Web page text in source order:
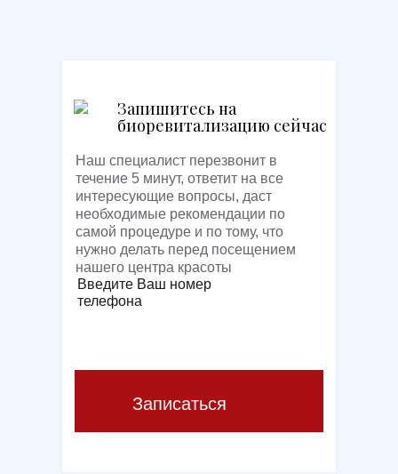
Запишитесь на
биоревитализацию сейчас
Наш специалист перезвонит в
течение 5 минут, ответит на все
интересующие вопросы, даст
необходимые рекомендации по
самой процедуре и по тому, что
нужно делать перед посещением
нашего центра красоты
Введите Ваш номер
телефона
Записаться